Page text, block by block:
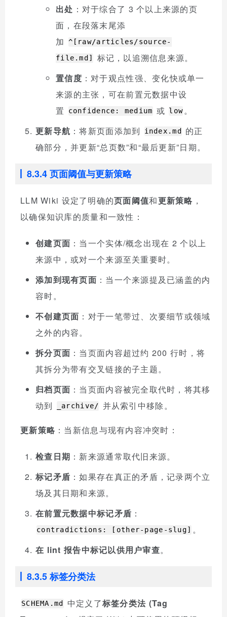
出处 ：对于综合了 3 个以上来源的页
面，在段落末尾添
加
^[raw/articles/source-
file.md]
标记，以追溯信息来源。
置信度 ：对于观点性强、变化快或单一
来源的主张，可在前置元数据中设
置
confidence: medium 或 low。
更新导航 ：将新页面添加到 index.md
的正
确部分，并更新“总页数”和“最后更新”日期。
8.3.4 页面阈值与更新策略
LLM Wiki 设定了明确的页面阈值和更新策略 ，
以确保知识库的质量和一致性：
创建页面 ：当一个实体/概念出现在 2 个以上
来源中，或对一个来源至关重要时。
添加到现有页面 ：当一个来源提及已涵盖的内
容时。
不创建页面 ：对于一笔带过、次要细节或领域
之外的内容。
拆分页面 ：当页面内容超过约 200 行时，将
其拆分为带有交叉链接的子主题。
归档页面 ：当页面内容被完全取代时，将其移
动到
_archive/ 并从索引中移除。
更新策略 ：当新信息与现有内容冲突时：
检查日期 ：新来源通常取代旧来源。
标记矛盾 ：如果存在真正的矛盾，记录两个立
场及其日期和来源。
在前置元数据中标记矛盾 ：
contradictions: [other-page-slug] 。
在 lint 报告中标记以供用户审查。
8.3.5 标签分类法
SCHEMA.md 中定义了标签分类法 (Tag